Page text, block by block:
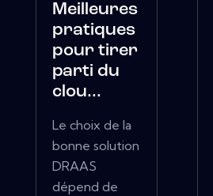
Meilleures
pratiques
pour tirer
parti du
clou...
Le choix de la
bonne solution
DRAAS
dépend de